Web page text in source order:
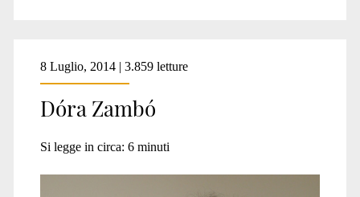
8 Luglio, 2014 | 3.859 letture
Dóra Zambó
Si legge in circa: 6 minuti